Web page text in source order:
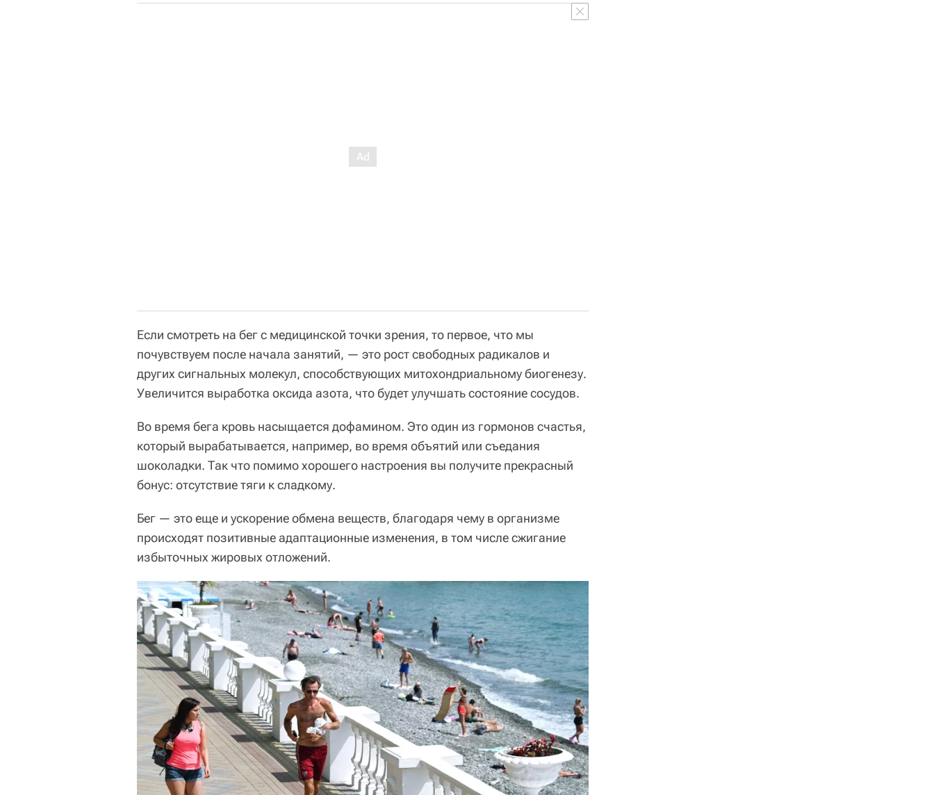
Если смотреть на бег с медицинской точки зрения, то первое, что мы
почувствуем после начала занятий, — это рост свободных радикалов и
других сигнальных молекул, способствующих митохондриальному биогенезу.
Увеличится выработка оксида азота, что будет улучшать состояние сосудов.
Во время бега кровь насыщается дофамином. Это один из гормонов счастья,
который вырабатывается, например, во время объятий или съедания
шоколадки. Так что помимо хорошего настроения вы получите прекрасный
бонус: отсутствие тяги к сладкому.
Бег — это еще и ускорение обмена веществ, благодаря чему в организме
происходят позитивные адаптационные изменения, в том числе сжигание
избыточных жировых отложений.